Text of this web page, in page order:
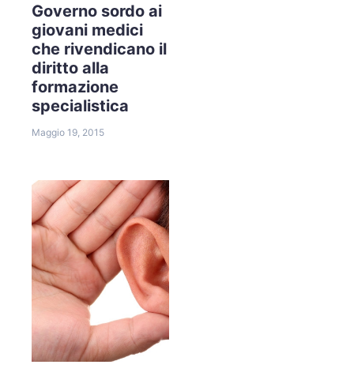
Governo sordo ai
giovani medici
che rivendicano il
diritto alla
formazione
specialistica
Maggio 19, 2015